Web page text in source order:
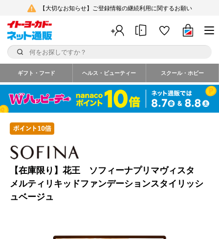
【大切なお知らせ】ご登録情報の継続利用に関するお願い
ギフト・フード ヘルス・ビューティー スクール・ホビー
【在庫限り】花王 ソフィーナプリマヴィスタ
メルティリキッドファンデーションスタイリッシ
ュベージュ